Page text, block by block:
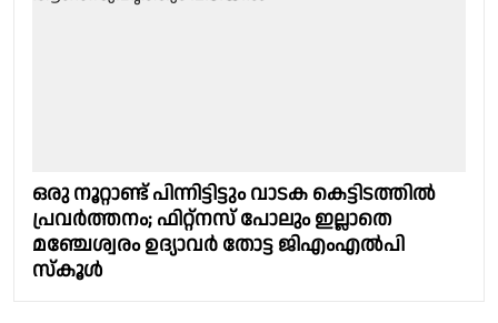
ഒരു നൂറ്റാണ്ട് പിന്നിട്ടിട്ടും വാടക കെട്ടിടത്തിൽ
പ്രവർത്തനം; ഫിറ്റ്നസ് പോലും ഇല്ലാതെ
മഞ്ചേശ്വരം ഉദ്യാവര്‍ തോട്ട ജിഎംഎല്‍പി
സ്‌കൂൾ